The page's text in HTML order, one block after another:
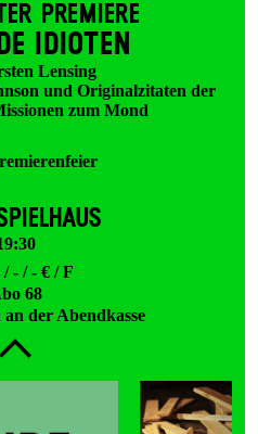
PREMIERE
IDIOTEN
Lensing
und Originalzitaten der
zum Mond
/ - / - € / F
68
der Abendkasse